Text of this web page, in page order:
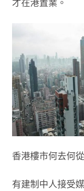
才在港置業。
香港樓市何去何
有建制中人接受